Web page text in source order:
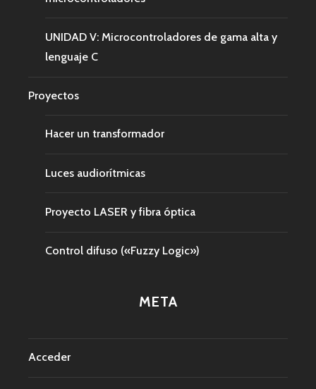
UNIDAD V: Microcontroladores de gama alta y
lenguaje C
Proyectos
Hacer un transformador
Luces audiorítmicas
Proyecto LASER y fibra óptica
Control difuso («Fuzzy Logic»)
META
Acceder